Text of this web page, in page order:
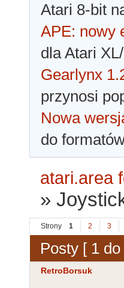
Atari 8-bit
APE: nowy
dla Atari
Gearlynx
przynosi
Nowa
do
atari.area
»
Strony 1 2 3
Posty [ 1
RetroBorsuk